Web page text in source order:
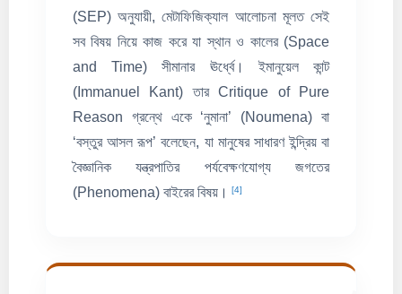
(SEP) অনুযায়ী, মেটাফিজিক্যাল আলোচনা মূলত সেই
সব বিষয় নিয়ে কাজ করে যা স্থান ও কালের (Space
and Time) সীমানার ঊর্ধ্বে। ইমানুয়েল কান্ট
(Immanuel Kant) তার Critique of Pure
Reason গ্রন্থে একে ‘নুমানা’ (Noumena) বা
‘বস্তুর আসল রূপ’ বলেছেন, যা মানুষের সাধারণ ইন্দ্রিয় বা
বৈজ্ঞানিক যন্ত্রপাতির পর্যবেক্ষণযোগ্য জগতের
(Phenomena) বাইরের বিষয়।
[4]